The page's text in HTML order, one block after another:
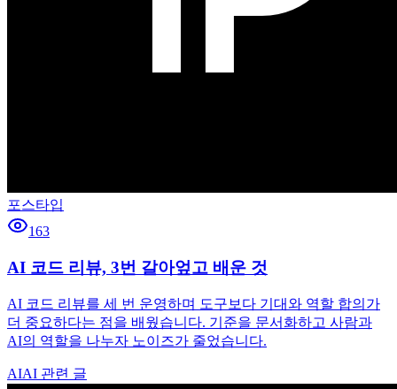
포스타입
163
AI 코드 리뷰, 3번 갈아엎고 배운 것
AI 코드 리뷰를 세 번 운영하며 도구보다 기대와 역할 합의가
더 중요하다는 점을 배웠습니다. 기준을 문서화하고 사람과
AI의 역할을 나누자 노이즈가 줄었습니다.
AIAI 관련 글